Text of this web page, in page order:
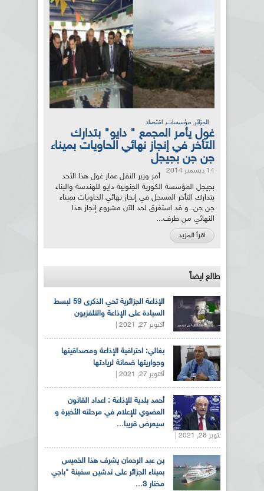
الجزائر, مؤسسات, اقتصاد
غول يأمر المجمع " دايو" بتدارك
التأخر في إنجاز نهائي الحاويات بميناء
جن جن بجيجل
14 ديسمبر 2014
أمر وزير النقل عمار غول هذا الأحد
بجيجل المؤسسة الكورية الجنوبية دايو للهندسة والبناء
بتدارك التأخر المسجل في إنجاز نهائي الحاويات بميناء
جن جن. و قد استغرق لحد الآن مشروع إنجاز هذا
النهائي من طرف...
اقرأ المزيد
طالع ايضاً
الإذاعة الجزائرية تحي الذكرى 59 لبسط
السيادة على الإذاعة والتلفزيون
أكتوبر 27, 2021 |
بغالي: احترافية الإذاعة ومصداقيتها
وجواريتها ضمانة لريادتها
أكتوبر 27, 2021 |
أحمد بلدية للإذاعة : اعداد القانون
العضوي للإعلام في مرحلته الأخيرة و
سيعرض قريبا...
أكتوبر 28, 2021 |
بن عبد الرحمان يشرف هذا الخميس
بميناء الجزائر على تدشين سفينة "باجي
مختار 3...